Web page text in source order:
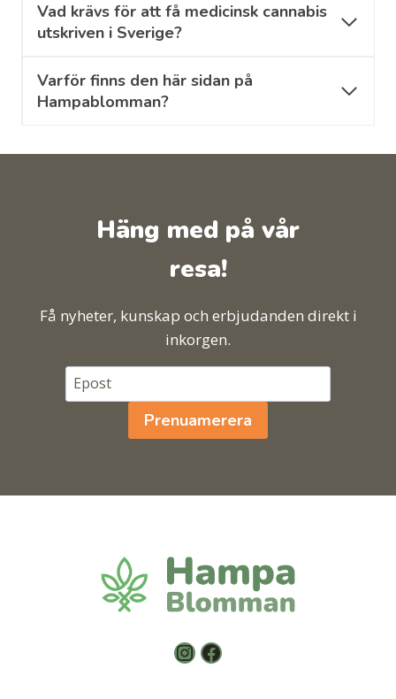
Vad krävs för att få medicinsk cannabis
utskriven i Sverige?
Varför finns den här sidan på
Hampablomman?
Häng med på vår
resa!
Få nyheter, kunskap och erbjudanden direkt i
inkorgen.
Prenuamerera
Instagram
Facebook